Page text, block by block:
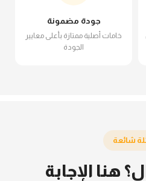
جودة مضمونة
خامات أصلية ممتازة بأعلى معايير
الجودة
شائعة
هنا الإجابة